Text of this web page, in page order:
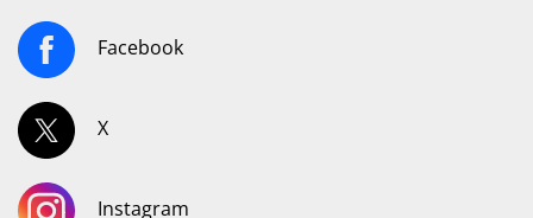
Facebook
X
Instagram